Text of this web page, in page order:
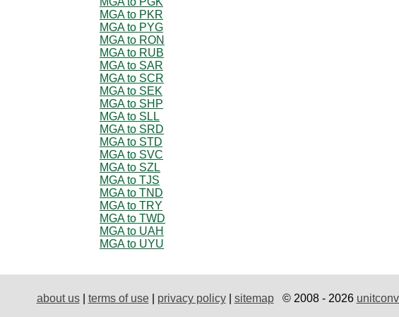
MGA to PKR
MGA to PYG
MGA to RON
MGA to RUB
MGA to SAR
MGA to SCR
MGA to SEK
MGA to SHP
MGA to SLL
MGA to SRD
MGA to STD
MGA to SVC
MGA to SZL
MGA to TJS
MGA to TND
MGA to TRY
MGA to TWD
MGA to UAH
MGA to UYU
about us| terms of use| privacy policy| sitemap© 2008 - 2026